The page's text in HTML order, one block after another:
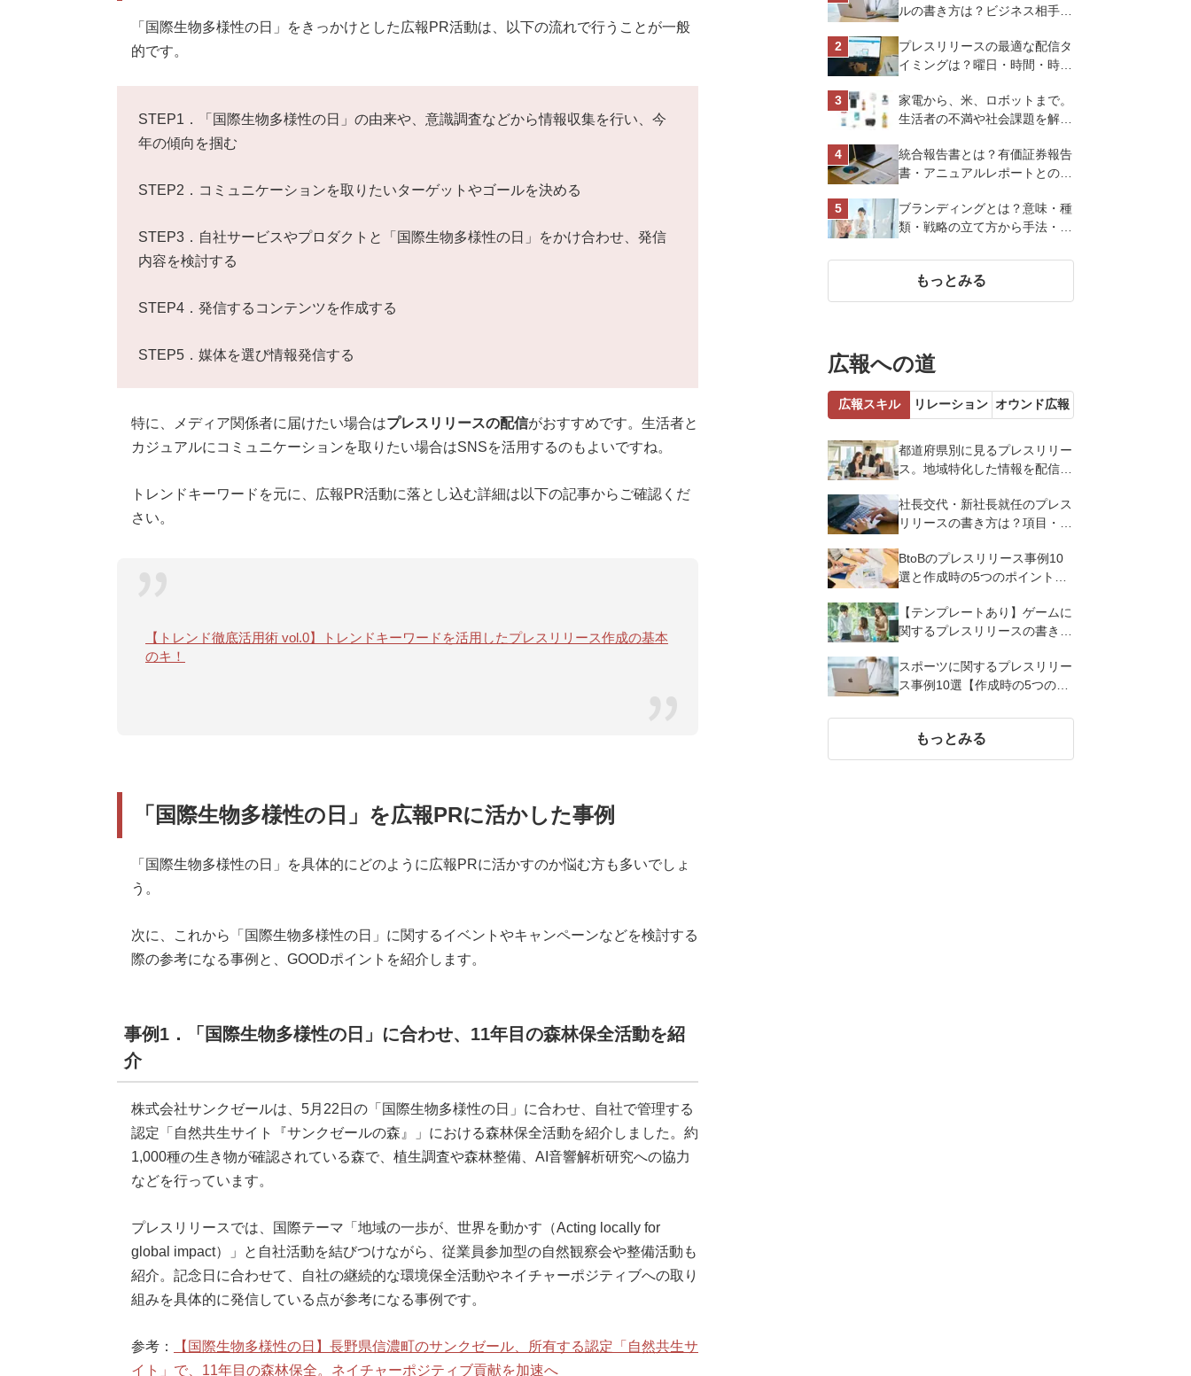
「国際生物多様性の日」をきっかけとした広報PR活動は、以下の流れで行うことが一般
的です。
STEP1．「国際生物多様性の日」の由来や、意識調査などから情報収集を行い、今
年の傾向を掴む
STEP2．コミュニケーションを取りたいターゲットやゴールを決める
STEP3．自社サービスやプロダクトと「国際生物多様性の日」をかけ合わせ、発信
内容を検討する
STEP4．発信するコンテンツを作成する
STEP5．媒体を選び情報発信する
特に、メディア関係者に届けたい場合はプレスリリースの配信がおすすめです。生活者と
カジュアルにコミュニケーションを取りたい場合はSNSを活用するのもよいですね。
トレンドキーワードを元に、広報PR活動に落とし込む詳細は以下の記事からご確認くだ
さい。
【トレンド徹底活用術 vol.0】トレンドキーワードを活用したプレスリリース作成の基本
のキ！
「国際生物多様性の日」を広報PRに活かした事例
「国際生物多様性の日」を具体的にどのように広報PRに活かすのか悩む方も多いでしょ
う。
次に、これから「国際生物多様性の日」に関するイベントやキャンペーンなどを検討する
際の参考になる事例と、GOODポイントを紹介します。
事例1．「国際生物多様性の日」に合わせ、11年目の森林保全活動を紹
介
株式会社サンクゼールは、5月22日の「国際生物多様性の日」に合わせ、自社で管理する
認定「自然共生サイト『サンクゼールの森』」における森林保全活動を紹介しました。約
1,000種の生き物が確認されている森で、植生調査や森林整備、AI音響解析研究への協力
などを行っています。
プレスリリースでは、国際テーマ「地域の一歩が、世界を動かす（Acting locally for
global impact）」と自社活動を結びつけながら、従業員参加型の自然観察会や整備活動も
紹介。記念日に合わせて、自社の継続的な環境保全活動やネイチャーポジティブへの取り
組みを具体的に発信している点が参考になる事例です。
参考：
【国際生物多様性の日】長野県信濃町のサンクゼール、所有する認定「自然共生サ
イト」で、11年目の森林保全。ネイチャーポジティブ貢献を加速へ
ルの書き方は？ビジネス相手に
トを解説
プレスリリースの最適な配信タ
イミングは？曜日・時間・時期
化させよう
家電から、米、ロボットまで。
生活者の不満や社会課題を解決
スオーヤマ株式会社
統合報告書とは？有価証券報告
書・アニュアルレポートとの違
ブランディングとは？意味・種
類・戦略の立て方から手法・成
底解説【成功事例あり】
もっとみる
広報への道
広報スキル リレーション オウンド広報
都道府県別に見るプレスリリー
ス。地域特化した情報を配信す
社長交代・新社長就任のプレス
リリースの書き方は？項目・ポ
BtoBのプレスリリース事例10
選と作成時の5つのポイントを
【テンプレートあり】ゲームに
関するプレスリリースの書き方
スポーツに関するプレスリリー
ス事例10選【作成時の5つのポ
もっとみる